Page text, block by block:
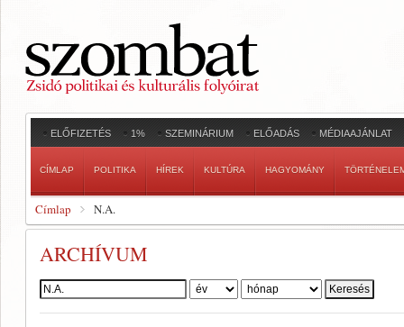
ELŐFIZETÉS 1% SZEMINÁRIUM ELŐADÁS MÉDIAAJÁNLAT
CÍMLAP POLITIKA HÍREK KULTÚRA HAGYOMÁNY
Címlap N.A.
ARCHÍVUM
Szerző: